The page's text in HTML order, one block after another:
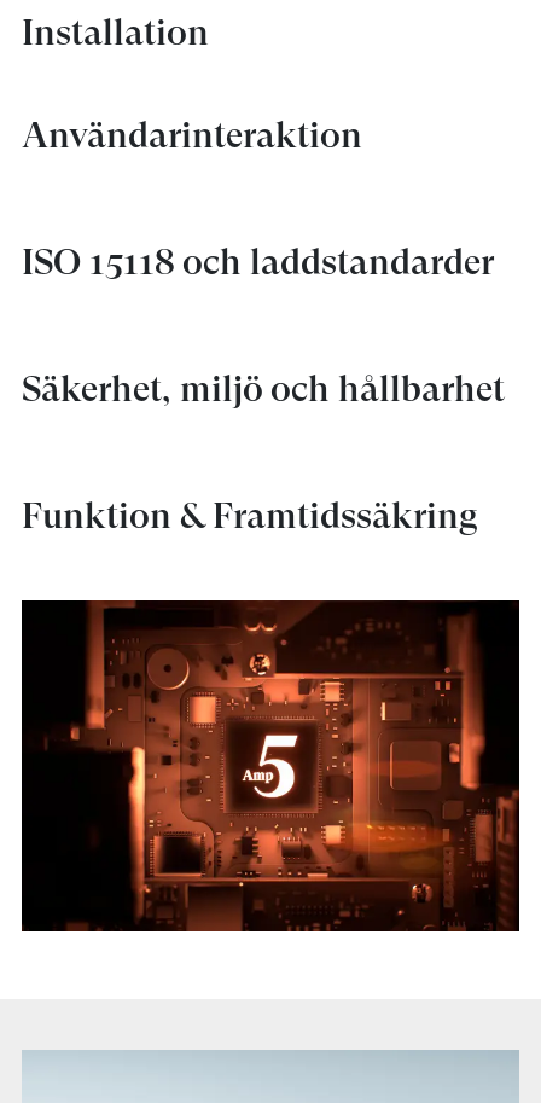
Installation
Användarinteraktion
ISO 15118 och laddstandarder
Säkerhet, miljö och hållbarhet
Funktion & Framtidssäkring